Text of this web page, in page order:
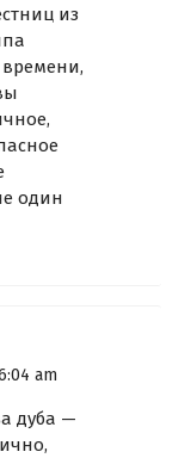
из
один
am
дуба —